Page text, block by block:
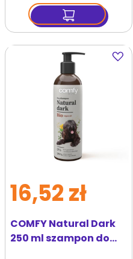
Dodaj
do
COMFY Natural Dark
250 ml szampon do
16,52 zł